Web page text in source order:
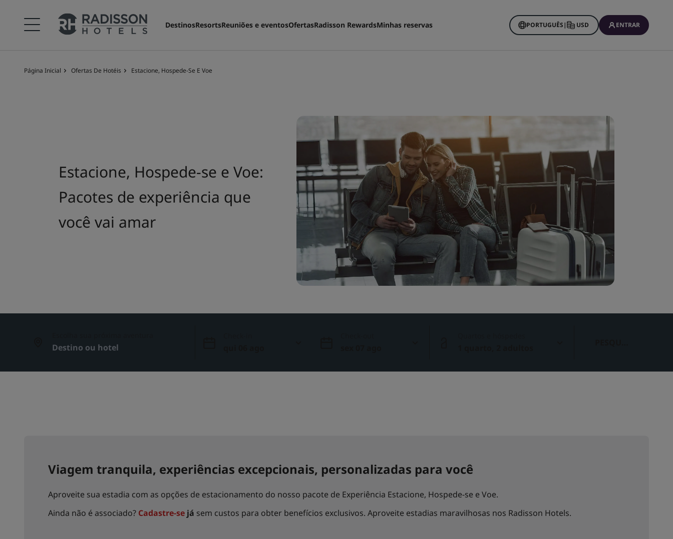
DestinosResortsReuniões e eventosOfertasRadisson RewardsMinhas reservas PORTUGUÊS| USD ENTRAR
Página Inicial Ofertas De Hotéis Estacione, Hospede-Se E Voe
Estacione, Hospede-se e Voe:
Pacotes de experiência que
você vai amar
Viagem tranquila, experiências excepcionais, personalizadas para você
Aproveite sua estadia com as opções de estacionamento do nosso pacote de Experiência Estacione, Hospede-se e Voe.
Ainda não é associado? Cadastre-se já sem custos para obter benefícios exclusivos. Aproveite estadias maravilhosas nos Radisson Hotels.